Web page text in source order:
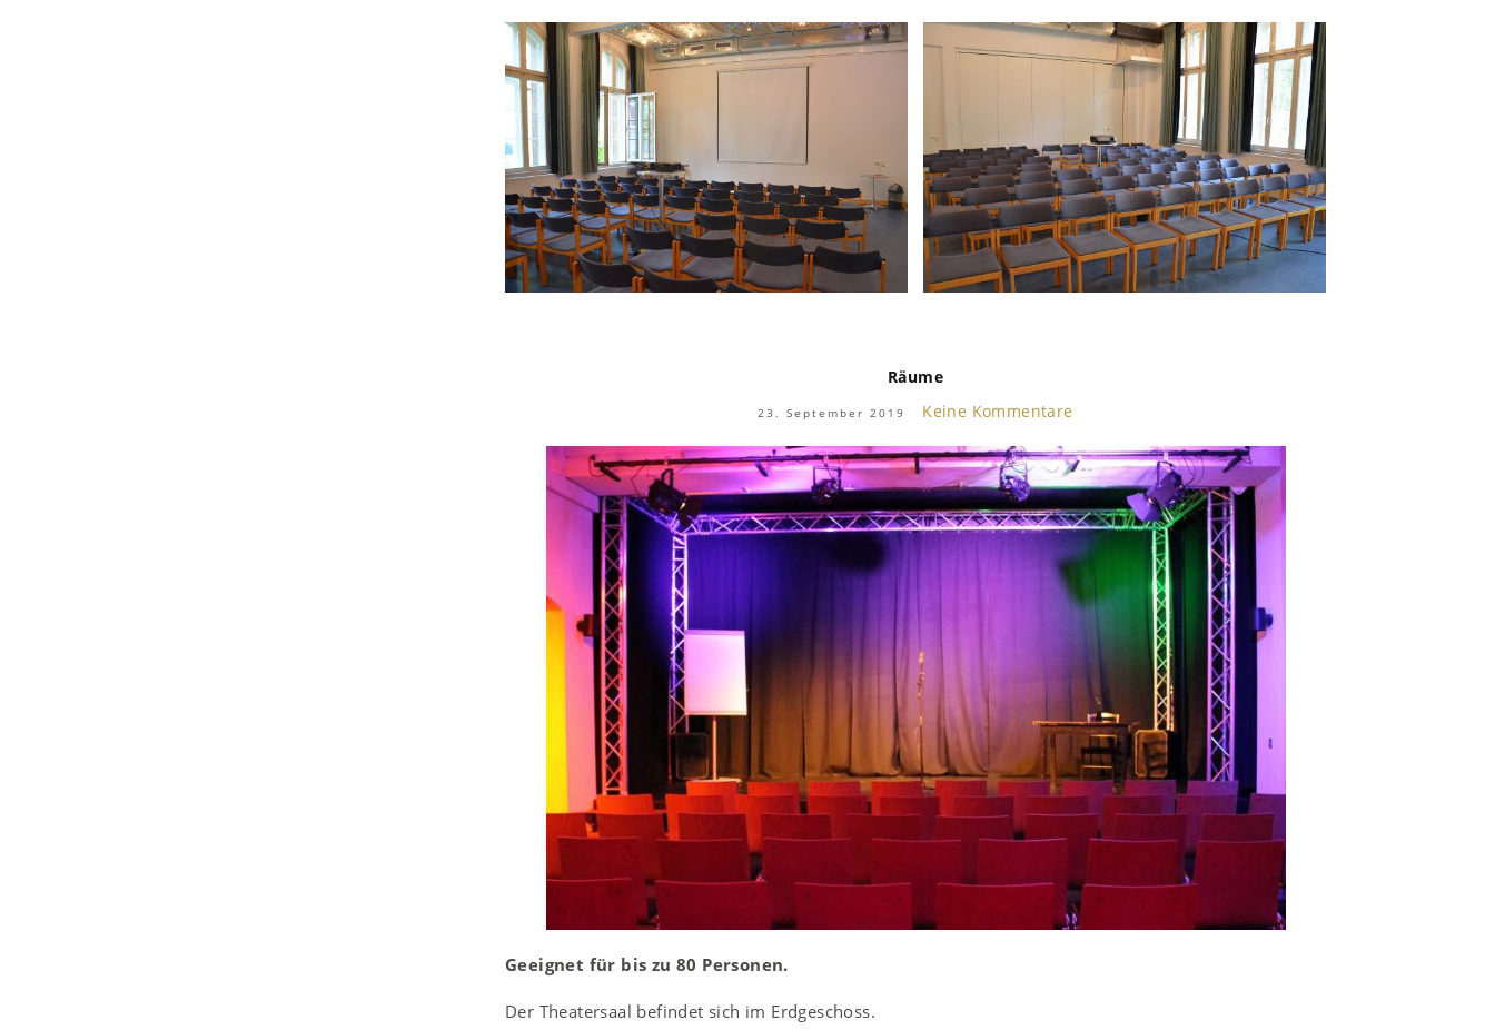
Räume
23. September 2019 Keine Kommentare
Geeignet für bis zu 80 Personen.
Der Theatersaal befindet sich im Erdgeschoss.